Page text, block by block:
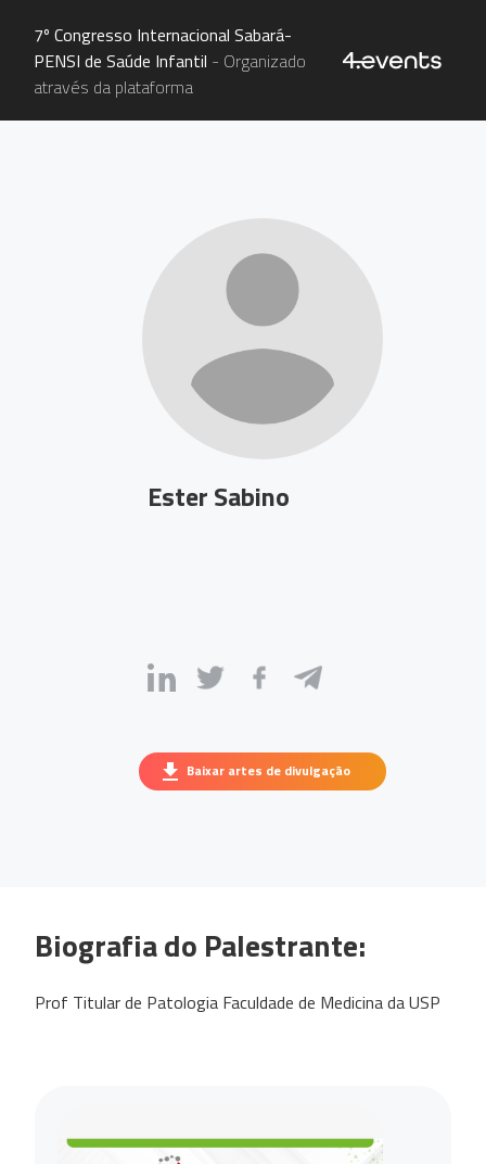
7º Congresso Internacional Sabará-
PENSI de Saúde Infantil - Organizado
através da plataforma
Ester Sabino
Baixar artes de divulgação
Biografia do Palestrante:
Prof Titular de Patologia Faculdade de Medicina da USP